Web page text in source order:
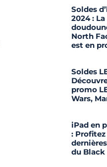
Soldes
2024 : La
North
est en
Soldes
promo
Wars,
iPad en
: Profitez
du Black